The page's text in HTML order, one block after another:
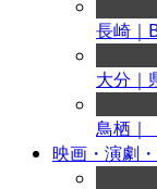
長崎｜
大分｜
鳥栖｜
映画・演劇